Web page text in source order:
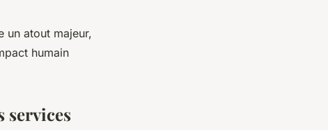
un atout majeur,
humain
services